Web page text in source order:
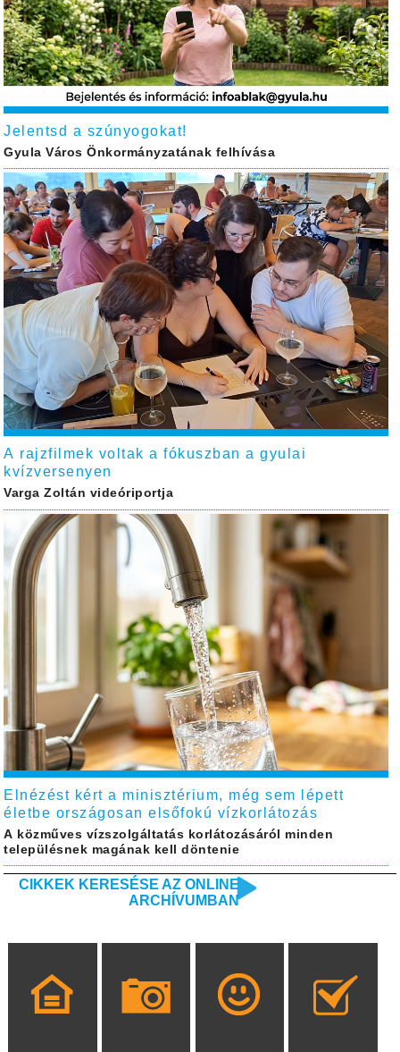
Jelentsd a szúnyogokat!
Gyula Város Önkormányzatának felhívása
A rajzfilmek voltak a fókuszban a gyulai
kvízversenyen
Varga Zoltán videóriportja
Elnézést kért a minisztérium, még sem lépett
életbe országosan elsőfokú vízkorlátozás
A közműves vízszolgáltatás korlátozásáról minden
településnek magának kell döntenie
CIKKEK KERESÉSE AZ ONLINE
ARCHÍVUMBAN